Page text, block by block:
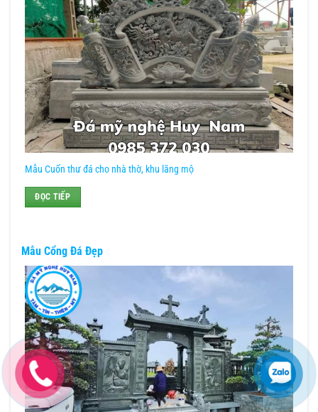
Mẫu Cuốn thư đá cho nhà thờ, khu lăng mộ
ĐỌC TIẾP
Mẫu Cổng Đá Đẹp